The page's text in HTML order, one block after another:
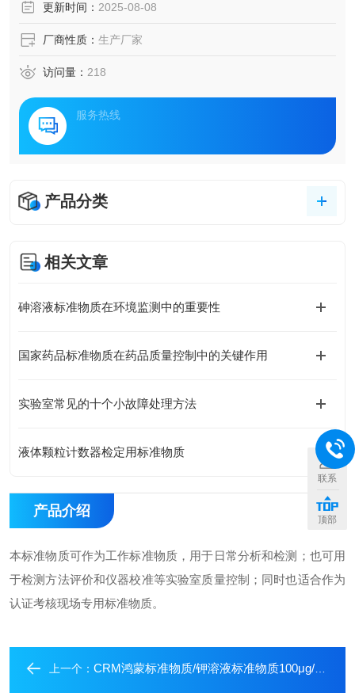
更新时间： 2025-08-08
厂商性质： 生产厂家
访问量： 218
服务热线
产品分类
相关文章
砷溶液标准物质在环境监测中的重要性
国家药品标准物质在药品质量控制中的关键作用
实验室常见的十个小故障处理方法
液体颗粒计数器检定用标准物质
产品介绍
本标准物质可作为工作标准物质，用于日常分析和检测；也可用
于检测方法评价和仪器校准等实验室质量控制；同时也适合作为
认证考核现场专用标准物质。
上一个： CRM鸿蒙标准物质/钾溶液标准物质100μg/mL100mL
联系
顶部